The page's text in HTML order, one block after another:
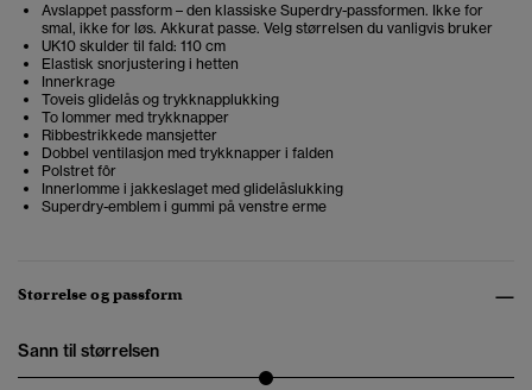
Avslappet passform – den klassiske Superdry-passformen. Ikke for
smal, ikke for løs. Akkurat passe. Velg størrelsen du vanligvis bruker
UK10 skulder til fald: 110 cm
Elastisk snorjustering i hetten
Innerkrage
Toveis glidelås og trykknapplukking
To lommer med trykknapper
Ribbestrikkede mansjetter
Dobbel ventilasjon med trykknapper i falden
Polstret fôr
Innerlomme i jakkeslaget med glidelåslukking
Superdry-emblem i gummi på venstre erme
Størrelse og passform
Sann til størrelsen